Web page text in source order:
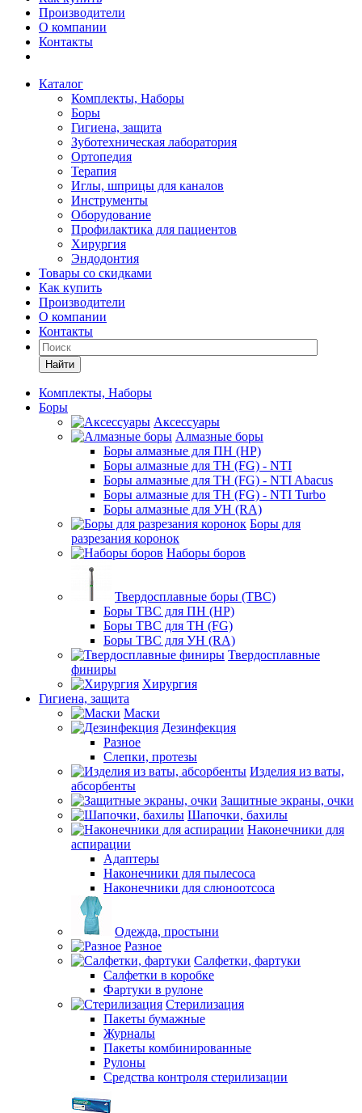
Производители
О компании
Контакты
Каталог
Комплекты, Наборы
Боры
Гигиена, защита
Зуботехническая лаборатория
Ортопедия
Терапия
Иглы, шприцы для каналов
Инструменты
Оборудование
Профилактика для пациентов
Хирургия
Эндодонтия
Товары со скидками
Как купить
Производители
О компании
Контакты
Найти
Комплекты, Наборы
Боры
Аксессуары
Алмазные боры
Боры алмазные для ПН (HP)
Боры алмазные для ТН (FG) - NTI
Боры алмазные для ТН (FG) - NTI Abacus
Боры алмазные для ТН (FG) - NTI Turbo
Боры алмазные для УН (RA)
Боры для
разрезания коронок
Наборы боров
Твердосплавные боры (ТВС)
Боры ТВС для ПН (HP)
Боры ТВС для ТН (FG)
Боры ТВС для УН (RA)
Твердосплавные
финиры
Хирургия
Гигиена, защита
Маски
Дезинфекция
Разное
Слепки, протезы
Изделия из ваты,
абсорбенты
Защитные экраны, очки
Шапочки, бахилы
Наконечники для
аспирации
Адаптеры
Наконечники для пылесоса
Наконечники для слюноотсоса
Одежда, простыни
Разное
Салфетки, фартуки
Салфетки в коробке
Фартуки в рулоне
Стерилизация
Пакеты бумажные
Журналы
Пакеты комбинированные
Рулоны
Средства контроля стерилизации